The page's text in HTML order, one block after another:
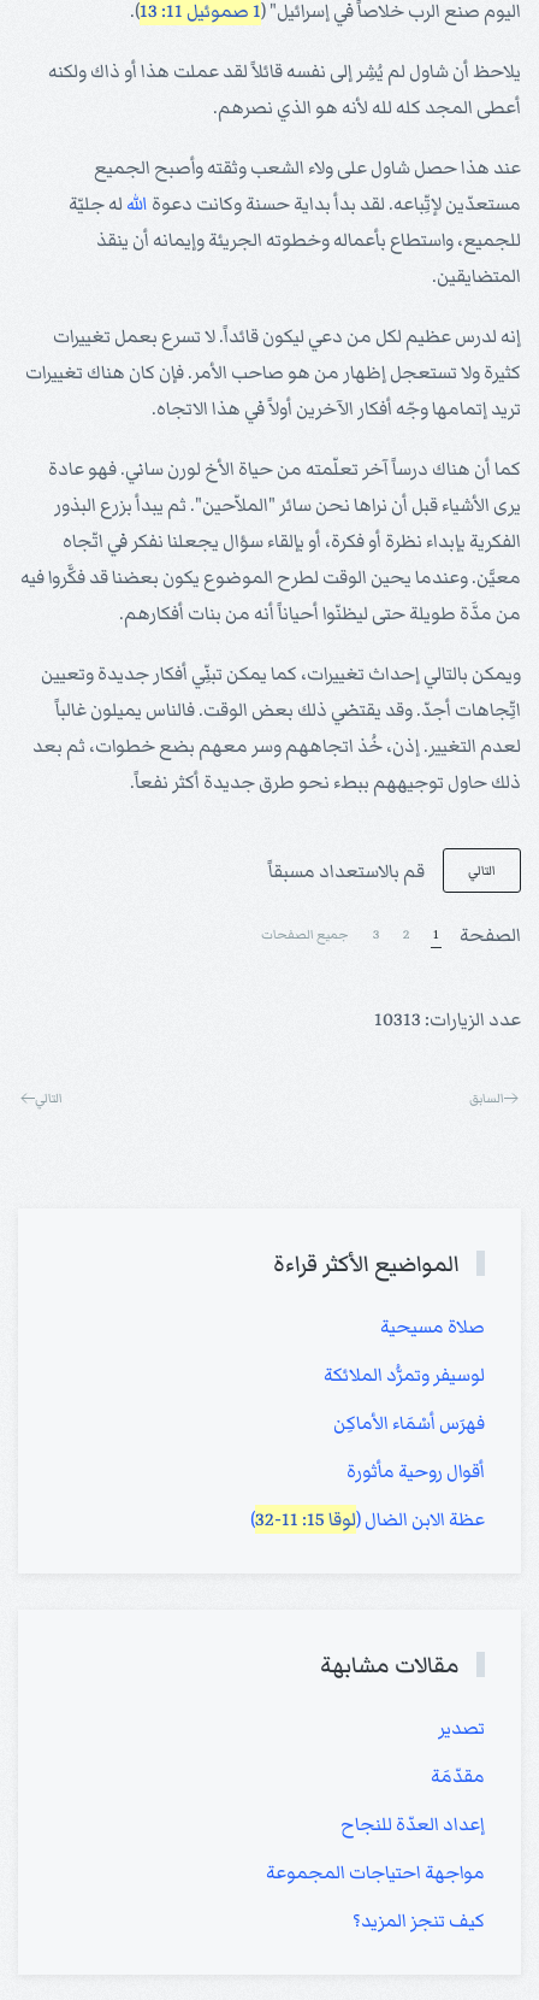
اليوم صنع الرب خلاصاً في إسرائيل" (1 صموئيل 11: 13 ).
يلاحظ أن شاول لم يُشِر إلى نفسه قائلاً لقد عملت هذا أو ذاك ولكنه
أعطى المجد كله لله لأنه هو الذي نصرهم.
عند هذا حصل شاول على ولاء الشعب وثقته وأصبح الجميع
مستعدّين لإتِّباعه. لقد بدأ بداية حسنة وكانت دعوة الله له جليّة
للجميع، واستطاع بأعماله وخطوته الجريئة وإيمانه أن ينقذ
المتضايقين.
إنه لدرس عظيم لكل من دعي ليكون قائداً. لا تسرع بعمل تغييرات
كثيرة ولا تستعجل إظهار من هو صاحب الأمر. فإن كان هناك تغييرات
تريد إتمامها وجّه أفكار الآخرين أولاً في هذا الاتجاه.
كما أن هناك درساً آخر تعلّمته من حياة الأخ لورن ساني. فهو عادة
يرى الأشياء قبل أن نراها نحن سائر "الملاّحين". ثم يبدأ بزرع البذور
الفكرية بإبداء نظرة أو فكرة، أو بإلقاء سؤال يجعلنا نفكر في اتّجاه
معيَّن. وعندما يحين الوقت لطرح الموضوع يكون بعضنا قد فكَّروا فيه
من مدَّة طويلة حتى ليظنّوا أحياناً أنه من بنات أفكارهم.
ويمكن بالتالي إحداث تغييرات، كما يمكن تبنِّي أفكار جديدة وتعيين
اتِّجاهات أجدّ. وقد يقتضي ذلك بعض الوقت. فالناس يميلون غالباً
لعدم التغيير. إذن، خُذ اتجاههم وسر معهم بضع خطوات، ثم بعد
ذلك حاول توجيههم ببطء نحو طرق جديدة أكثر نفعاً.
التالي قم بالاستعداد مسبقاً
الصفحة 1
2
3 جميع الصفحات
عدد الزيارات: 10313
السابق التالي
المواضيع الأكثر قراءة
صلاة مسيحية
لوسيفر وتمرُّد الملائكة
فهرَس أسْمَاء الأماكِن
أقوال روحية مأثورة
عظة الابن الضال (لوقا 15: 11-32 )
مقالات مشابهة
تصدير
مقدّمَة
إعداد العدّة للنجاح
مواجهة احتياجات المجموعة
كيف تنجز المزيد؟